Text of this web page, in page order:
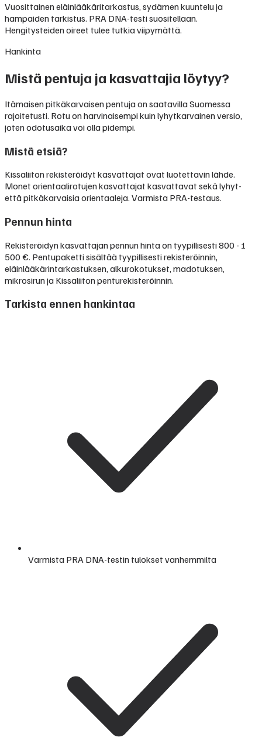
Vuosittainen eläinlääkäritarkastus, sydämen kuuntelu ja
hampaiden tarkistus. PRA DNA-testi suositellaan.
Hengitysteiden oireet tulee tutkia viipymättä.
Hankinta
Mistä pentuja ja kasvattajia löytyy?
Itämaisen pitkäkarvaisen pentuja on saatavilla Suomessa
rajoitetusti. Rotu on harvinaisempi kuin lyhytkarvainen versio,
joten odotusaika voi olla pidempi.
Mistä etsiä?
Kissaliiton rekisteröidyt kasvattajat ovat luotettavin lähde.
Monet orientaalirotujen kasvattajat kasvattavat sekä lyhyt-
että pitkäkarvaisia orientaaleja. Varmista PRA-testaus.
Pennun hinta
Rekisteröidyn kasvattajan pennun hinta on tyypillisesti800 - 1
500 €. Pentupaketti sisältää tyypillisesti rekisteröinnin,
eläinlääkärintarkastuksen, alkurokotukset, madotuksen,
mikrosirun ja Kissaliiton penturekisteröinnin.
Tarkista ennen hankintaa
Varmista PRA DNA-testin tulokset vanhemmilta